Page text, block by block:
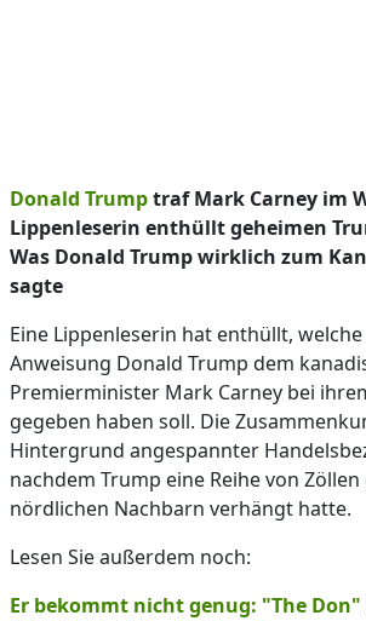
Donald Trumptraf Mark Carney im
Lippenleserin enthüllt geheimen
Was Donald Trump wirklich zum
sagte
Eine Lippenleserin hat enthüllt,
Anweisung Donald Trump dem
Premierminister Mark Carney bei
gegeben haben soll. Die
Hintergrund angespannter
nachdem Trump eine Reihe von
nördlichen Nachbarn verhängt hatte.
Lesen Sie außerdem noch:
Er bekommt nicht genug: "The